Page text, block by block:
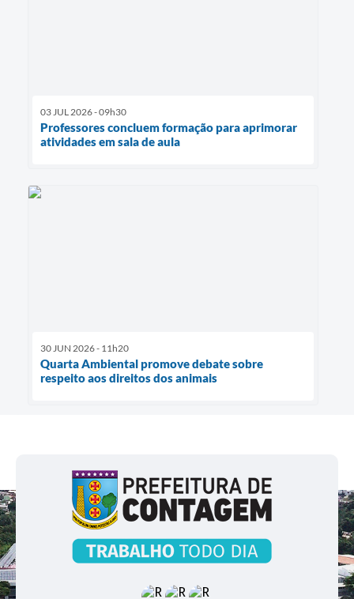
03 JUL 2026 - 09h30
Professores concluem formação para aprimorar
atividades em sala de aula
30 JUN 2026 - 11h20
Quarta Ambiental promove debate sobre
respeito aos direitos dos animais